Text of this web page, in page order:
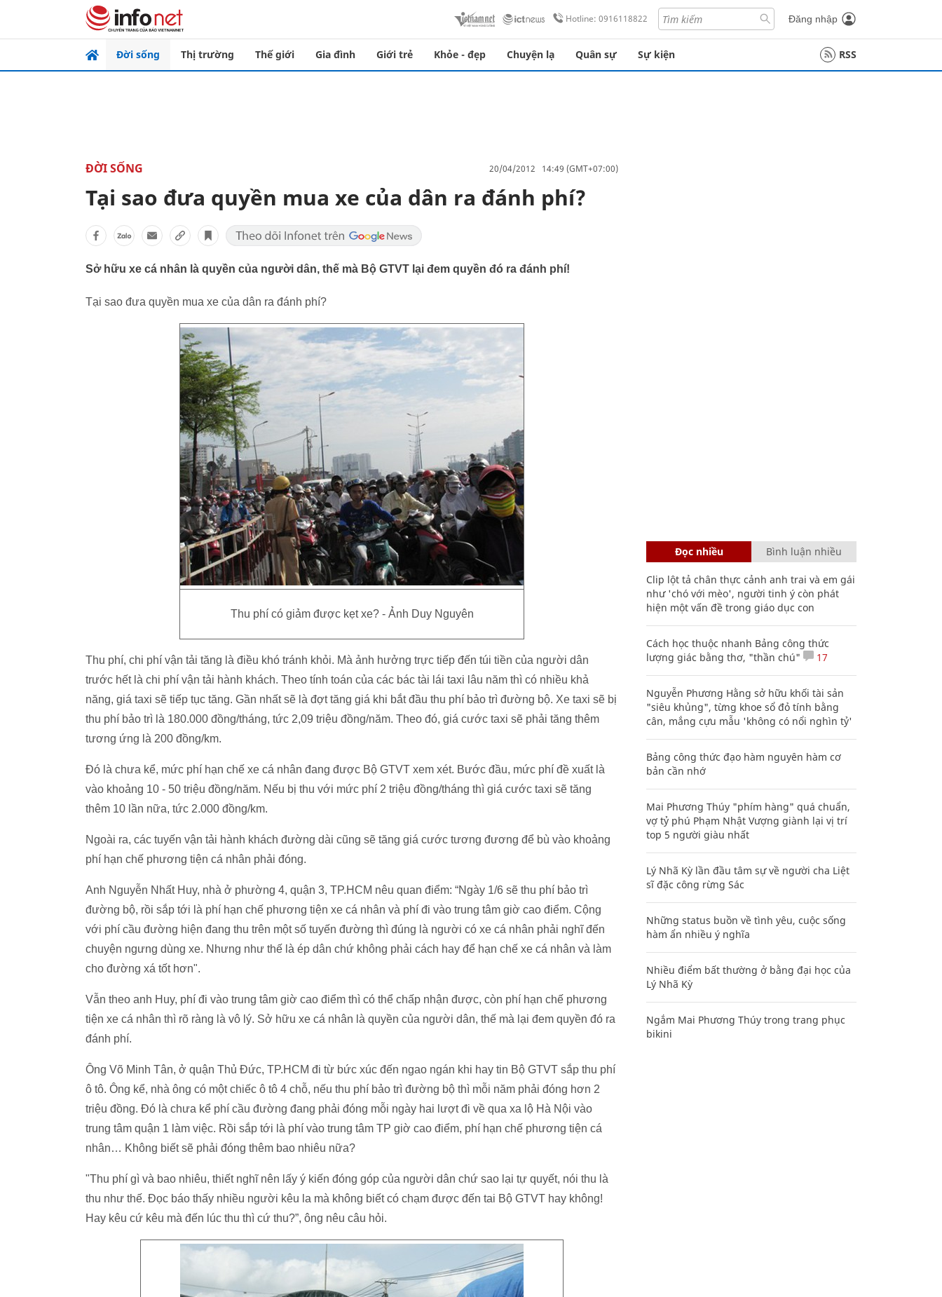
Hotline: 0916118822 Đăng nhập
Đời sống Thị trường Thế giới Gia đình Giới trẻ Khỏe - đẹp Chuyện lạ Quân sự Sự kiện RSS
ĐỜI SỐNG 20/04/2012 14:49 (GMT+07:00)
Tại sao đưa quyền mua xe của dân ra đánh phí?
Sở hữu xe cá nhân là quyền của người dân, thế mà Bộ GTVT lại đem quyền đó ra đánh phí!
Tại sao đưa quyền mua xe của dân ra đánh phí?
Thu phí có giảm được kẹt xe? - Ảnh Duy Nguyên
Thu phí, chi phí vận tải tăng là điều khó tránh khỏi. Mà ảnh hưởng trực tiếp đến túi tiền của người dân
trước hết là chi phí vận tải hành khách. Theo tính toán của các bác tài lái taxi lâu năm thì có nhiều khả
năng, giá taxi sẽ tiếp tục tăng. Gần nhất sẽ là đợt tăng giá khi bắt đầu thu phí bảo trì đường bộ. Xe taxi sẽ bị
thu phí bảo trì là 180.000 đồng/tháng, tức 2,09 triệu đồng/năm. Theo đó, giá cước taxi sẽ phải tăng thêm
tương ứng là 200 đồng/km.
Đó là chưa kể, mức phí hạn chế xe cá nhân đang được Bộ GTVT xem xét. Bước đầu, mức phí đề xuất là
vào khoảng 10 - 50 triệu đồng/năm. Nếu bị thu với mức phí 2 triệu đồng/tháng thì giá cước taxi sẽ tăng
thêm 10 lần nữa, tức 2.000 đồng/km.
Ngoài ra, các tuyến vận tải hành khách đường dài cũng sẽ tăng giá cước tương đương để bù vào khoảng
phí hạn chế phương tiện cá nhân phải đóng.
Anh Nguyễn Nhất Huy, nhà ở phường 4, quận 3, TP.HCM nêu quan điểm: “Ngày 1/6 sẽ thu phí bảo trì
đường bộ, rồi sắp tới là phí hạn chế phương tiện xe cá nhân và phí đi vào trung tâm giờ cao điểm. Cộng
với phí cầu đường hiện đang thu trên một số tuyến đường thì đúng là người có xe cá nhân phải nghĩ đến
chuyện ngưng dùng xe. Nhưng như thế là ép dân chứ không phải cách hay để hạn chế xe cá nhân và làm
cho đường xá tốt hơn".
Vẫn theo anh Huy, phí đi vào trung tâm giờ cao điểm thì có thể chấp nhận được, còn phí hạn chế phương
tiện xe cá nhân thì rõ ràng là vô lý. Sở hữu xe cá nhân là quyền của người dân, thế mà lại đem quyền đó ra
đánh phí.
Ông Võ Minh Tân, ở quận Thủ Đức, TP.HCM đi từ bức xúc đến ngao ngán khi hay tin Bộ GTVT sắp thu phí
ô tô. Ông kể, nhà ông có một chiếc ô tô 4 chỗ, nếu thu phí bảo trì đường bộ thì mỗi năm phải đóng hơn 2
triệu đồng. Đó là chưa kể phí cầu đường đang phải đóng mỗi ngày hai lượt đi về qua xa lộ Hà Nội vào
trung tâm quận 1 làm việc. Rồi sắp tới là phí vào trung tâm TP giờ cao điểm, phí hạn chế phương tiện cá
nhân… Không biết sẽ phải đóng thêm bao nhiêu nữa?
"Thu phí gì và bao nhiêu, thiết nghĩ nên lấy ý kiến đóng góp của người dân chứ sao lại tự quyết, nói thu là
thu như thế. Đọc báo thấy nhiều người kêu la mà không biết có chạm được đến tai Bộ GTVT hay không!
Hay kêu cứ kêu mà đến lúc thu thì cứ thu?”, ông nêu câu hỏi.
Đọc nhiều Bình luận nhiều
Clip lột tả chân thực cảnh anh trai và em gái
như 'chó với mèo', người tinh ý còn phát
hiện một vấn đề trong giáo dục con
Cách học thuộc nhanh Bảng công thức
lượng giác bằng thơ, "thần chú"
17
Nguyễn Phương Hằng sở hữu khối tài sản
"siêu khủng", từng khoe sổ đỏ tính bằng
cân, mắng cựu mẫu 'không có nổi nghìn tỷ'
Bảng công thức đạo hàm nguyên hàm cơ
bản cần nhớ
Mai Phương Thúy "phím hàng" quá chuẩn,
vợ tỷ phú Phạm Nhật Vượng giành lại vị trí
top 5 người giàu nhất
Lý Nhã Kỳ lần đầu tâm sự về người cha Liệt
sĩ đặc công rừng Sác
Những status buồn về tình yêu, cuộc sống
hàm ẩn nhiều ý nghĩa
Nhiều điểm bất thường ở bằng đại học của
Lý Nhã Kỳ
Ngắm Mai Phương Thúy trong trang phục
bikini